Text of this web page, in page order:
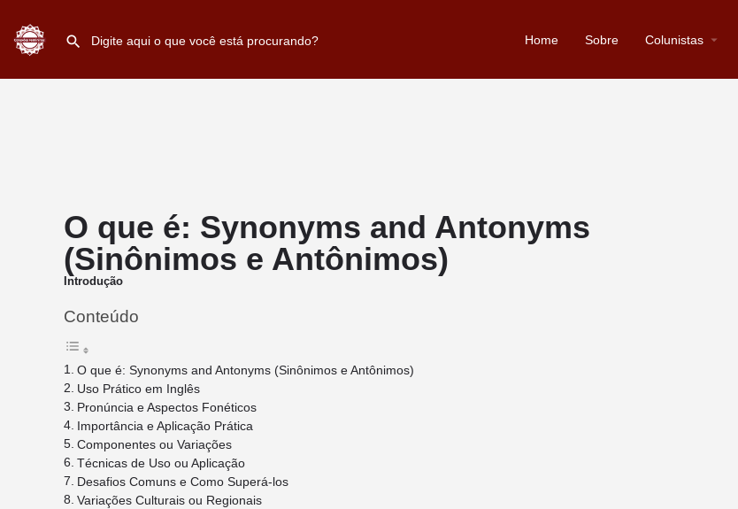
Home Sobre Colunistas
O que é: Synonyms and Antonyms
(Sinônimos e Antônimos)
Introdução
Conteúdo
O que é: Synonyms and Antonyms (Sinônimos e Antônimos)
Uso Prático em Inglês
Pronúncia e Aspectos Fonéticos
Importância e Aplicação Prática
Componentes ou Variações
Técnicas de Uso ou Aplicação
Desafios Comuns e Como Superá-los
Variações Culturais ou Regionais